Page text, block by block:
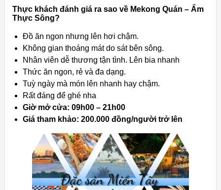
Thực khách đánh giá ra sao về Mekong Quán – Ẩm
Thực Sông?
Đồ ăn ngon nhưng lên hơi chậm.
Không gian thoáng mát do sát bên sông.
Nhân viên dễ thương tận tình. Lên bia nhanh
Thức ăn ngon, rẻ và đa dạng.
Tuỳ ngày mà món lên nhanh hay chậm.
Rất đáng để ghé nha
Giờ mở cửa: 09h00 – 21h00
Giá tham khảo: 200.000 đồng/người trở lên